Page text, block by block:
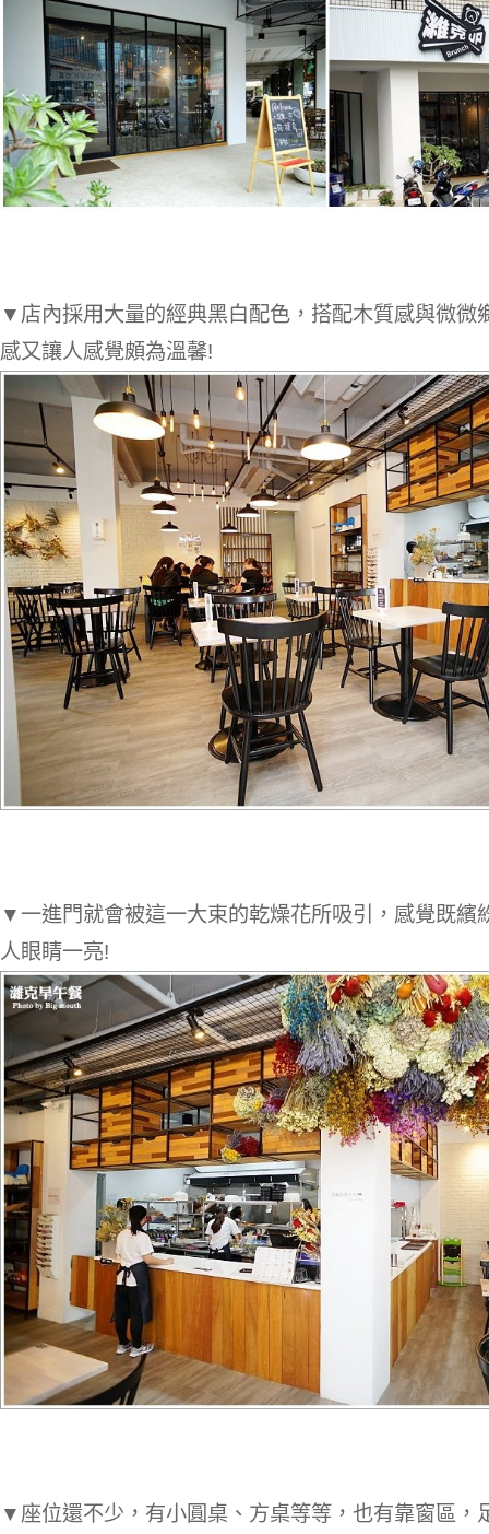
▼店內採用大量的經典黑白配色，搭配木質感與微微
感又讓人感覺頗為溫馨!
▼一進門就會被這一大束的乾燥花所吸引，感覺既繽
人眼睛一亮!
▼座位還不少，有小圓桌、方桌等等，也有靠窗區，